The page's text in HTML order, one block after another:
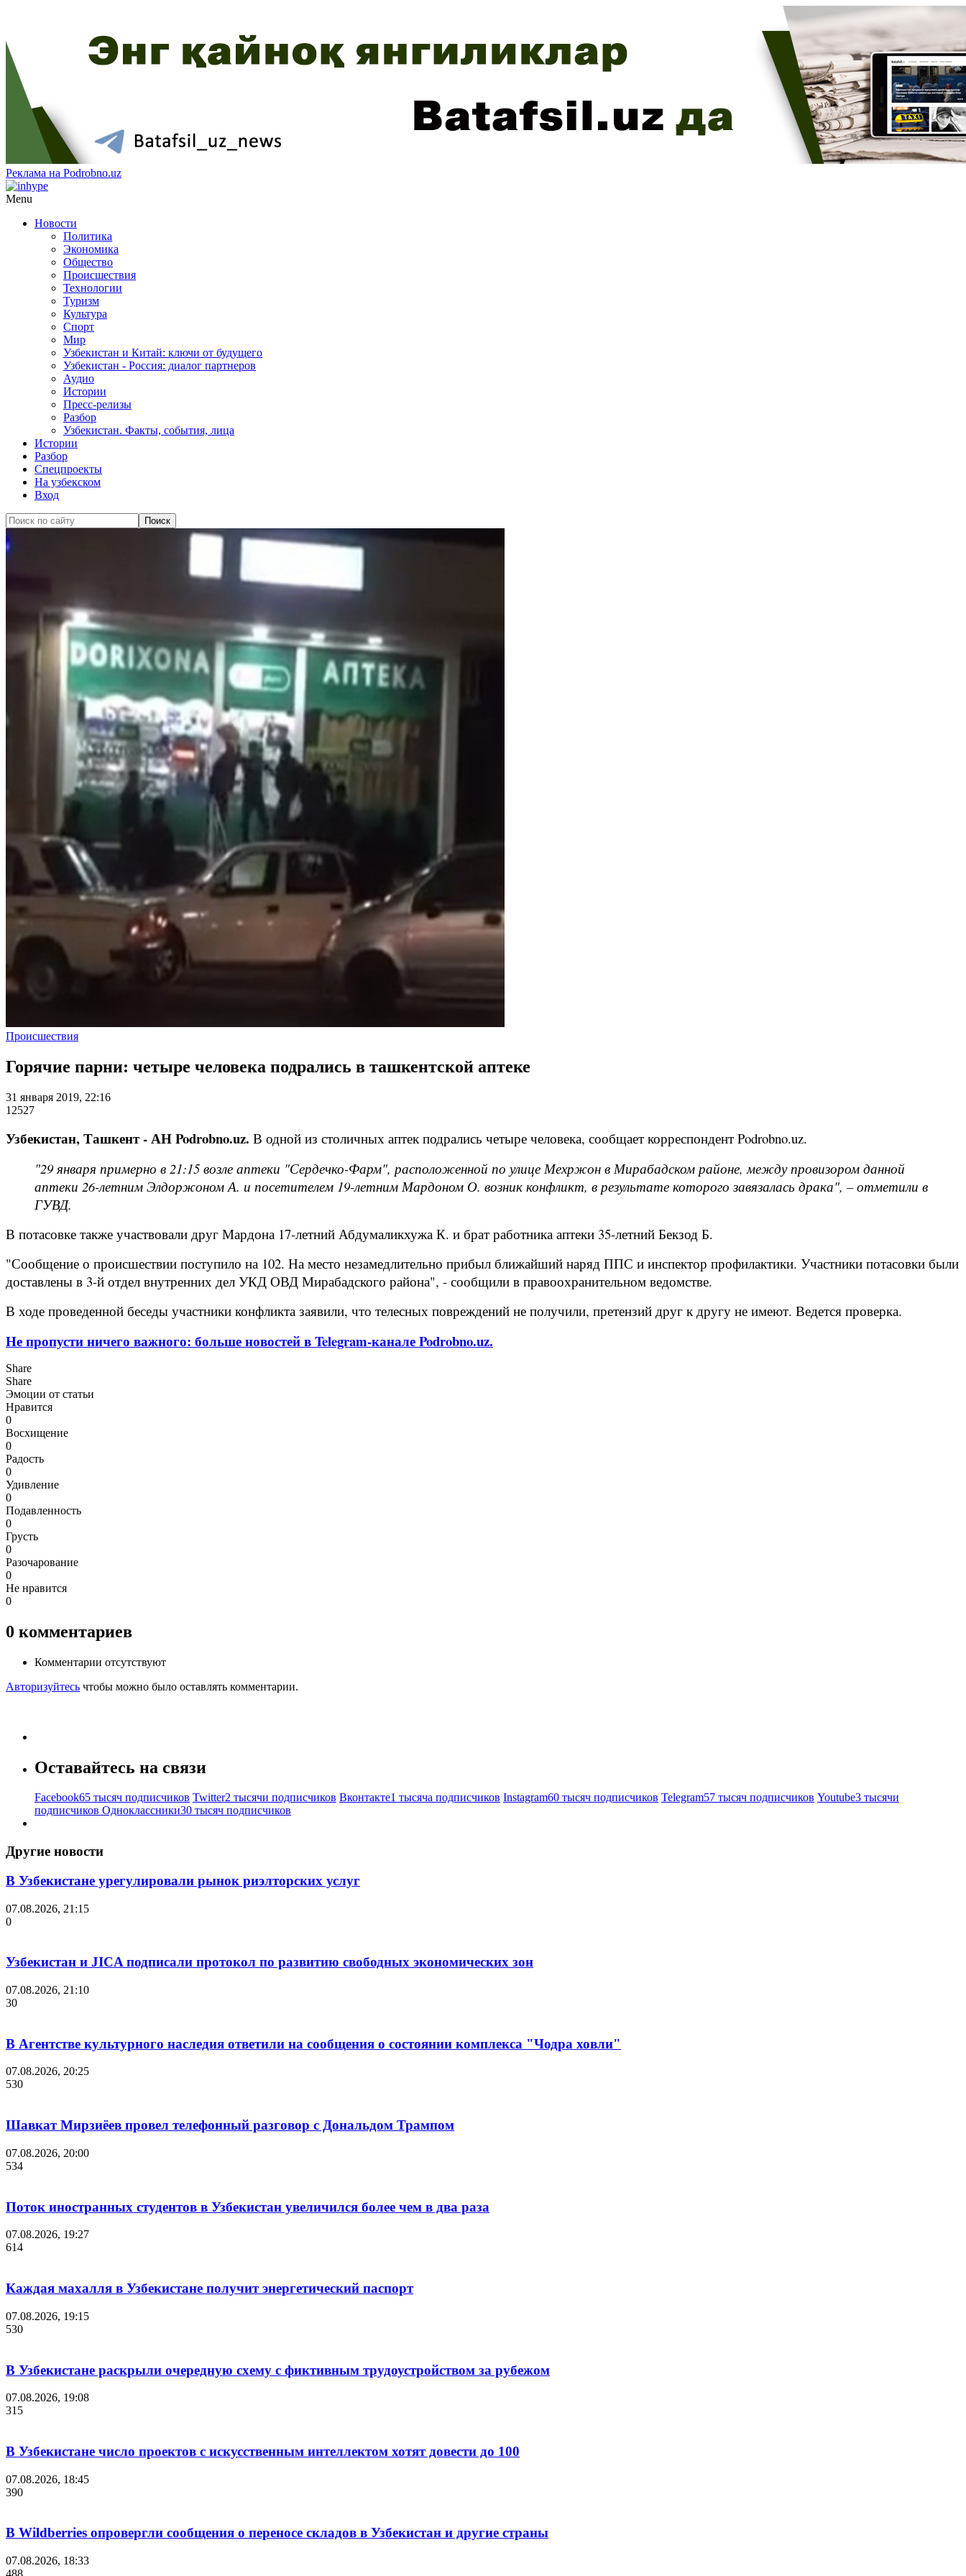
Реклама на Podrobno.uz
Menu
Новости
Политика
Экономика
Общество
Происшествия
Технологии
Туризм
Культура
Спорт
Мир
Узбекистан и Китай: ключи от будущего
Узбекистан - Россия: диалог партнеров
Аудио
Истории
Пресс-релизы
Разбор
Узбекистан. Факты, события, лица
Истории
Разбор
Спецпроекты
На узбекском
Вход
Происшествия
Горячие парни: четыре человека подрались в ташкентской аптеке
31 января 2019, 22:16
12527
Узбекистан, Ташкент - АН Podrobno.uz. В одной из столичных аптек подрались четыре человека, сообщает корреспондент Podrobno.uz.
"29 января примерно в 21:15 возле аптеки "Сердечко-Фарм", расположенной по улице Мехржон в Мирабадском районе, между провизором данной
аптеки 26-летним Элдоржоном А. и посетителем 19-летним Мардоном О. возник конфликт, в результате которого завязалась драка", – отметили в
ГУВД.
В потасовке также участвовали друг Мардона 17-летний Абдумаликхужа К. и брат работника аптеки 35-летний Бекзод Б.
"Сообщение о происшествии поступило на 102. На место незамедлительно прибыл ближайший наряд ППС и инспектор профилактики. Участники потасовки были
доставлены в 3-й отдел внутренних дел УКД ОВД Мирабадского района", - сообщили в правоохранительном ведомстве.
В ходе проведенной беседы участники конфликта заявили, что телесных повреждений не получили, претензий друг к другу не имеют. Ведется проверка.
Не пропусти ничего важного: больше новостей в Telegram-канале Podrobno.uz.
Share
Share
Эмоции от статьи
Нравится
0
Восхищение
0
Радость
0
Удивление
0
Подавленность
0
Грусть
0
Разочарование
0
Не нравится
0
0 комментариев
Комментарии отсутствуют
Авторизуйтесь чтобы можно было оставлять комментарии.
Оставайтесь на связи
Facebook65 тысяч подписчиков Twitter2 тысячи подписчиков Вконтакте1 тысяча подписчиков Instagram60 тысяч подписчиков Telegram57 тысяч подписчиков Youtube3 тысячи
подписчиков Одноклассники30 тысяч подписчиков
Другие новости
В Узбекистане урегулировали рынок риэлторских услуг
07.08.2026, 21:15
0
Узбекистан и JICA подписали протокол по развитию свободных экономических зон
07.08.2026, 21:10
30
В Агентстве культурного наследия ответили на сообщения о состоянии комплекса "Чодра ховли"
07.08.2026, 20:25
530
Шавкат Мирзиёев провел телефонный разговор с Дональдом Трампом
07.08.2026, 20:00
534
Поток иностранных студентов в Узбекистан увеличился более чем в два раза
07.08.2026, 19:27
614
Каждая махалля в Узбекистане получит энергетический паспорт
07.08.2026, 19:15
530
В Узбекистане раскрыли очередную схему с фиктивным трудоустройством за рубежом
07.08.2026, 19:08
315
В Узбекистане число проектов с искусственным интеллектом хотят довести до 100
07.08.2026, 18:45
390
В Wildberries опровергли сообщения о переносе складов в Узбекистан и другие страны
07.08.2026, 18:33
488